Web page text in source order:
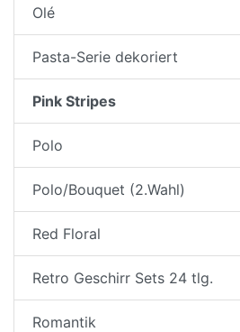
Olé
Pasta-Serie dekoriert
Pink Stripes
Polo
Polo/Bouquet (2.Wahl)
Red Floral
Retro Geschirr Sets 24 tlg.
Romantik